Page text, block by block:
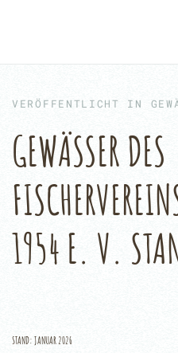
VERÖFFENTLICHT IN
GEWÄSSER DES
1954 E. V.
STAND: JANUAR 2026